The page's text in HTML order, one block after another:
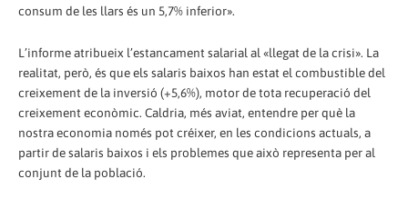
consum de les llars és un 5,7% inferior».
L’informe atribueix l’estancament salarial al «llegat de la crisi». La
realitat, però, és que els salaris baixos han estat el combustible del
creixement de la inversió (+5,6%), motor de tota recuperació del
creixement econòmic. Caldria, més aviat, entendre per què la
nostra economia només pot créixer, en les condicions actuals, a
partir de salaris baixos i els problemes que això representa per al
conjunt de la població.